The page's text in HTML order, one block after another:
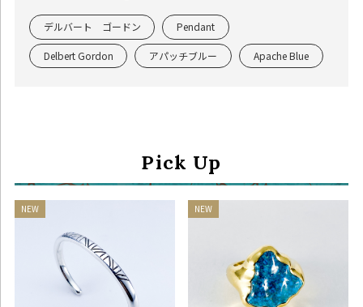
デルバート ゴードン Pendant
Delbert Gordon アパッチブルー Apache Blue
Pick Up